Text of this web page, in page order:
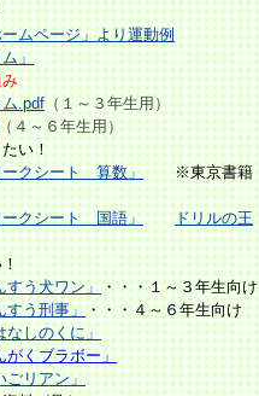
ムページ」より運動例
」
.pdf（１～３年生用）
（４～６年生用）
い！
ークシート 算数」 ※東京書籍
ークシート 国語」
ドリルの王
すう犬ワン」 ・・・１～３年生向け
すう刑事」 ・・・４～６年生向け
なしのくに」
がくブラボー」
ごリアン」